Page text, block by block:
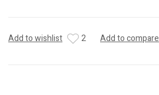
Add to wishlist 2 Add to compare